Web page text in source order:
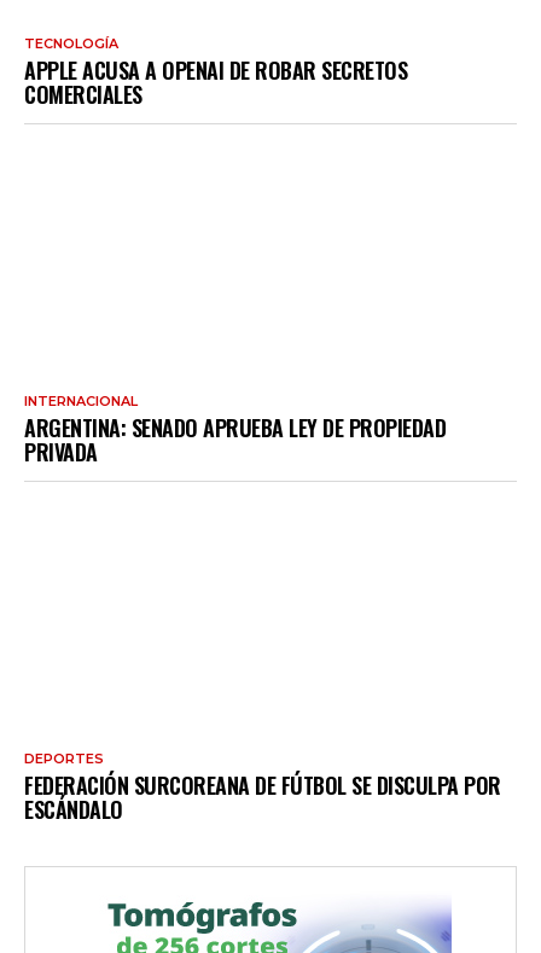
TECNOLOGÍA
APPLE ACUSA A OPENAI DE ROBAR SECRETOS
COMERCIALES
INTERNACIONAL
ARGENTINA: SENADO APRUEBA LEY DE PROPIEDAD
PRIVADA
DEPORTES
FEDERACIÓN SURCOREANA DE FÚTBOL SE DISCULPA POR
ESCÁNDALO